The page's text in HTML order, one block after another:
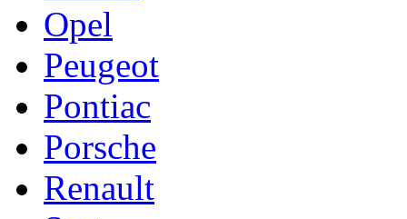
Opel
Peugeot
Pontiac
Porsche
Renault